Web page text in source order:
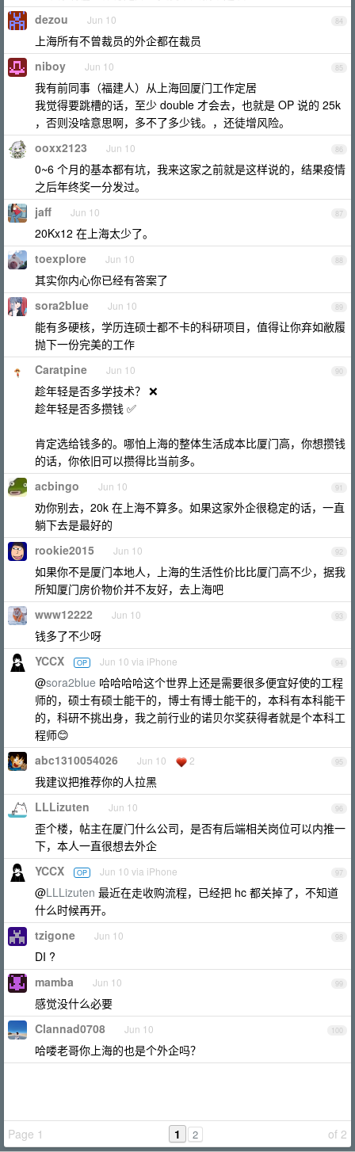
84
dezou Jun 10
上海所有不曾裁员的外企都在裁员
85
niboy Jun 10
我有前同事（福建人）从上海回厦门工作定居
我觉得要跳槽的话，至少 double 才会去，也就是 OP 说的 25k
，否则没啥意思啊，多不了多少钱。，还徒增风险。
86
ooxx2123 Jun 10
0~6 个月的基本都有坑，我来这家之前就是这样说的，结果疫情
之后年终奖一分发过。
87
jaff Jun 10
20Kx12 在上海太少了。
88
toexplore Jun 10
其实你内心你已经有答案了
89
sora2blue Jun 10
能有多硬核，学历连硕士都不卡的科研项目，值得让你弃如敝履
抛下一份完美的工作
90
Caratpine Jun 10
趁年轻是否多学技术？ ❌
趁年轻是否多攒钱 ✅
肯定选给钱多的。哪怕上海的整体生活成本比厦门高，你想攒钱
的话，你依旧可以攒得比当前多。
91
acbingo Jun 10
劝你别去，20k 在上海不算多。如果这家外企很稳定的话，一直
躺下去是最好的
92
rookie2015 Jun 10
如果你不是厦门本地人，上海的生活性价比比厦门高不少，据我
所知厦门房价物价并不友好，去上海吧
93
www12222 Jun 10
钱多了不少呀
94
YCCX OP Jun 10 via iPhone
@sora2blue 哈哈哈哈这个世界上还是需要很多便宜好使的工程
师的，硕士有硕士能干的，博士有博士能干的，本科有本科能干
的，科研不挑出身，我之前行业的诺贝尔奖获得者就是个本科工
程师😊
95
abc1310054026 Jun 10 2
我建议把推荐你的人拉黑
96
LLLizuten Jun 10
歪个楼，帖主在厦门什么公司，是否有后端相关岗位可以内推一
下，本人一直很想去外企
97
YCCX OP Jun 10 via iPhone
@LLLizuten 最近在走收购流程，已经把 hc 都关掉了，不知道
什么时候再开。
98
tzigone Jun 10
DI ?
99
mamba Jun 10
感觉没什么必要
100
Clannad0708 Jun 10
哈喽老哥你上海的也是个外企吗？
Page 1 of 2
1 2